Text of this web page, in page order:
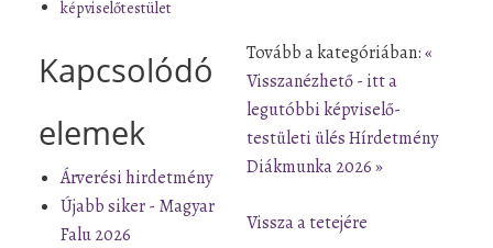
képviselőtestület
Kapcsolódó
elemek
Árverési hirdetmény
Újabb siker - Magyar
Falu 2026
Tovább a kategóriában:«
Visszanézhető - itt a
legutóbbi képviselő-
testületi ülésHírdetmény
Diákmunka 2026 »
Vissza a tetejére